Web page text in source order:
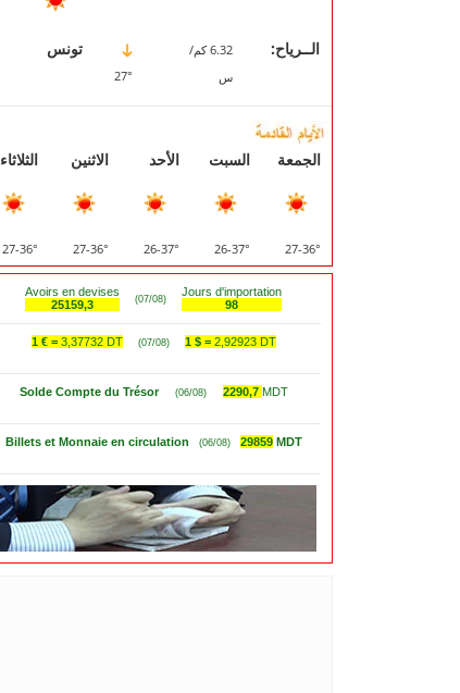
الــرياح:
6.32 كم/
س
27°
تونس
الجمعة السبت الأحد الاثنين الثلاثاء
36°-27
37°-26
37°-26
36°-27
36°-27
Avoirs en devises
25159,3
(07/08)
Jours d'importation
98
1 € = 3,37732 DT (07/08) 1 $ = 2,92923 DT
Solde Compte du Trésor (06/08) 2290,7 MDT
Billets et Monnaie en circulation (06/08) 29859MDT